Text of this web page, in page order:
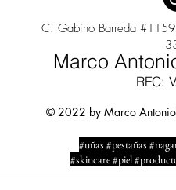
C. Gabino Barreda
Marco
RFC:
© 2022 by Marco Antonio
#uñas #pestañas
#skincare #piel